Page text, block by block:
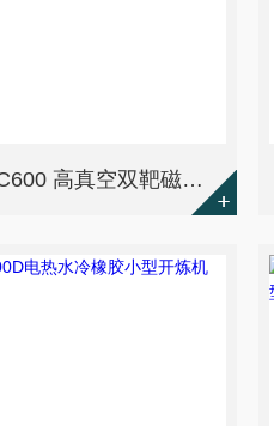
JKZC-STC600 高真空双靶磁控溅射仪